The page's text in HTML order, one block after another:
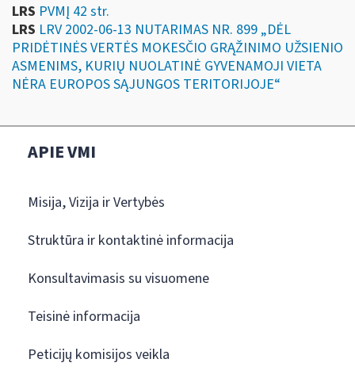
LRS PVMĮ 42 str.
LRS LRV 2002-06-13 NUTARIMAS NR. 899 „DĖL
PRIDĖTINĖS VERTĖS MOKESČIO GRĄŽINIMO UŽSIENIO
ASMENIMS, KURIŲ NUOLATINĖ GYVENAMOJI VIETA
NĖRA EUROPOS SĄJUNGOS TERITORIJOJE“
APIE VMI
Misija, Vizija ir Vertybės
Struktūra ir kontaktinė informacija
Konsultavimasis su visuomene
Teisinė informacija
Peticijų komisijos veikla